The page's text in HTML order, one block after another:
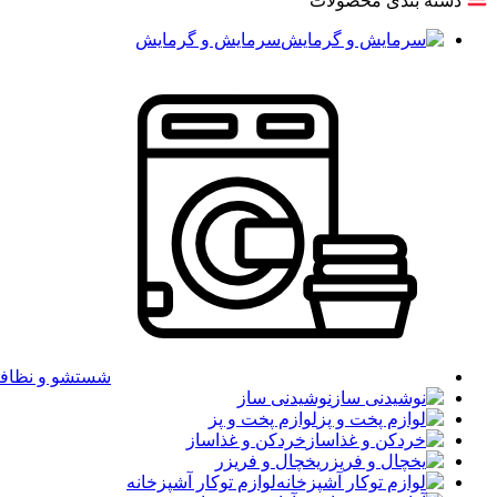
سرمایش و گرمایش
شستشو و
نوشیدنی ساز
لوازم پخت و پز
خردکن و غذاساز
یخچال و فریزر
لوازم توکار آشپزخانه